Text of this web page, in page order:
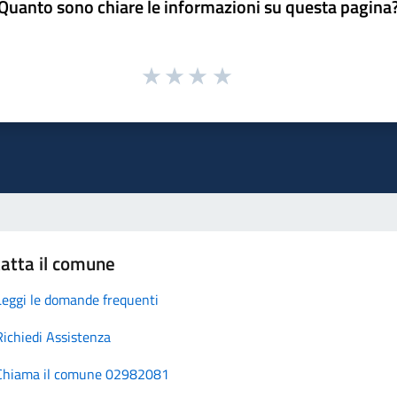
sono chiare le informazioni su questa
il comune
le domande frequenti
Assistenza
il comune 02982081